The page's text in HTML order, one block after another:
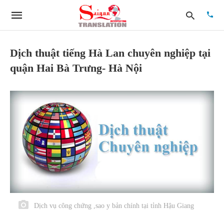
Dịch thuật tiếng Hà Lan chuyên nghiệp tại
quận Hai Bà Trưng- Hà Nội
Dịch vụ công chứng ,sao y bản chính tại tỉnh Hậu Giang